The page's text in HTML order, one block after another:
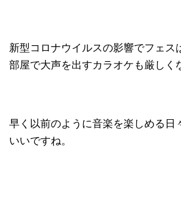
新型コロナウイルスの影響でフェス
部屋で大声を出すカラオケも厳しく
早く以前のように音楽を楽しめる日
いいですね。